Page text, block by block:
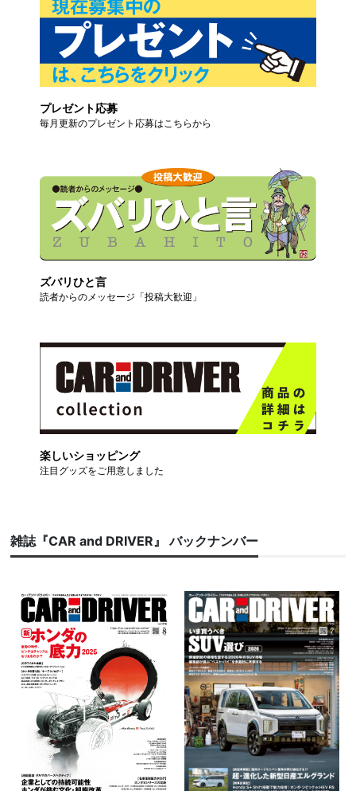
プレゼント応募
毎月更新のプレゼント応募はこちらから
ズバリひと言
読者からのメッセージ「投稿大歓迎」
楽しいショッピング
注目グッズをご用意しました
雑誌『CAR and DRIVER』 バックナンバー